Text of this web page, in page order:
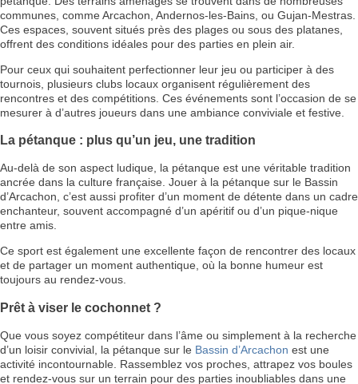
communes, comme Arcachon, Andernos-les-Bains, ou Gujan-Mestras.
Ces espaces, souvent situés près des plages ou sous des platanes,
offrent des conditions idéales pour des parties en plein air.
Pour ceux qui souhaitent perfectionner leur jeu ou participer à des
tournois, plusieurs clubs locaux organisent régulièrement des
rencontres et des compétitions. Ces événements sont l’occasion de se
mesurer à d’autres joueurs dans une ambiance conviviale et festive.
La pétanque : plus qu’un jeu, une tradition
Au-delà de son aspect ludique, la pétanque est une véritable tradition
ancrée dans la culture française. Jouer à la pétanque sur le Bassin
d’Arcachon, c’est aussi profiter d’un moment de détente dans un cadre
enchanteur, souvent accompagné d’un apéritif ou d’un pique-nique
entre amis.
Ce sport est également une excellente façon de rencontrer des locaux
et de partager un moment authentique, où la bonne humeur est
toujours au rendez-vous.
Prêt à viser le cochonnet ?
Que vous soyez compétiteur dans l’âme ou simplement à la recherche
d’un loisir convivial, la pétanque sur le Bassin d’Arcachon est une
activité incontournable. Rassemblez vos proches, attrapez vos boules
et rendez-vous sur un terrain pour des parties inoubliables dans une